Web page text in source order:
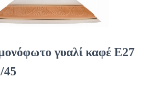
γυαλί καφέ Ε27
45